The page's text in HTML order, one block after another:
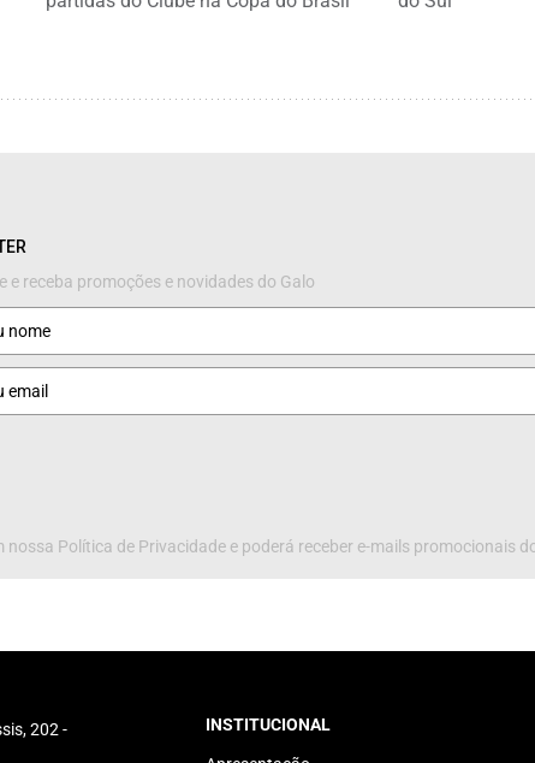
e receba promoções e novidades do Galo
nossa Política de Privacidade e poderá receber e-mails promocionais
202 -
INSTITUCIONAL